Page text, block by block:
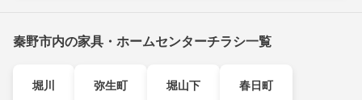
秦野市内の家具・ホームセンターチラシ一覧
堀川 弥生町 堀山下 春日町